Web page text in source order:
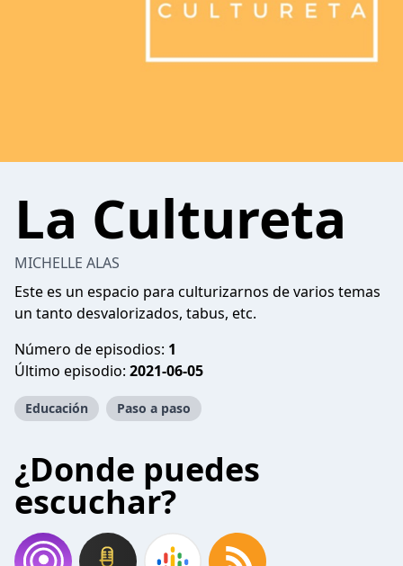
La Cultureta
MICHELLE ALAS
Este es un espacio para culturizarnos de varios temas
un tanto desvalorizados, tabus, etc.
Número de episodios: 1
Último episodio: 2021-06-05
Educación Paso a paso
¿Donde puedes
escuchar?